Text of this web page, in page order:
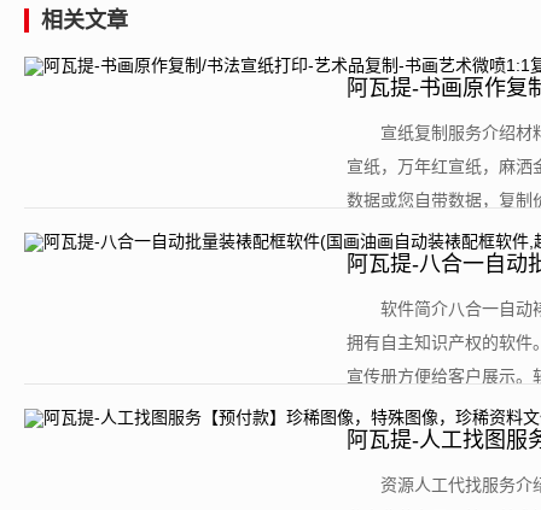
相关文章
阿瓦提-书画原作复
宣纸复制服务介绍材
宣纸，万年红宣纸，麻
数据或您自带数据，复制
阿瓦提-八合一自动
软件简介八合一自动
拥有自主知识产权的软件
宣传册方便给客户展示。
阿瓦提-人工找图服
资源人工代找服务介